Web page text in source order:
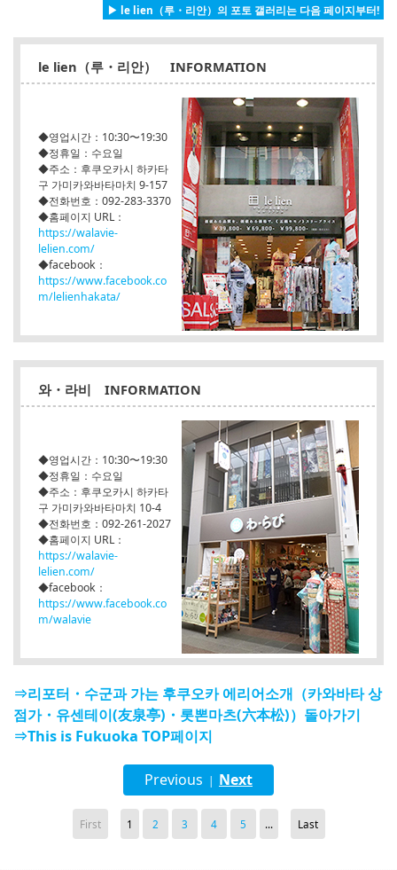
▶ le lien（루・리안）의 포토 갤러리는 다음 페이지부터!
le lien（루・리안） INFORMATION
◆영업시간：10:30〜19:30
◆정휴일：수요일
◆주소：후쿠오카시 하카타
구 가미카와바타마치 9-157
◆전화번호：092-283-3370
◆홈페이지 URL：
https://walavie-
lelien.com/
◆facebook：
https://www.facebook.co
m/lelienhakata/
와・라비 INFORMATION
◆영업시간：10:30〜19:30
◆정휴일：수요일
◆주소：후쿠오카시 하카타
구 가미카와바타마치 10-4
◆전화번호：092-261-2027
◆홈페이지 URL：
https://walavie-
lelien.com/
◆facebook：
https://www.facebook.co
m/walavie
⇒리포터・수군과 가는 후쿠오카 에리어소개（카와바타 상
점가・유센테이(友泉亭)・롯뽄마츠(六本松)）돌아가기
⇒This is Fukuoka TOP페이지
Previous | Next
First 1 2 3 4 5 ... Last